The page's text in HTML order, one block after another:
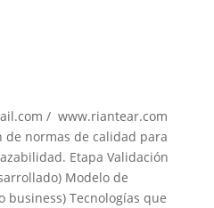
/ www.riantear.com
de normas de calidad para
Etapa Validación
Modelo de
business) Tecnologías que